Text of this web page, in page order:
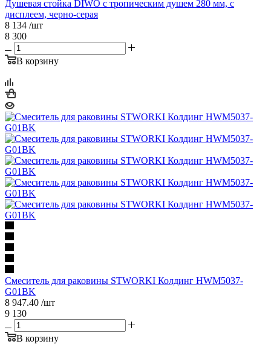
Душевая стойка DIWO с тропическим душем 280 мм, с
дисплеем, черно-серая
8 134 /шт
8 300
В корзину
Смеситель для раковины STWORKI Колдинг HWM5037-
G01BK
8 947.40 /шт
9 130
В корзину